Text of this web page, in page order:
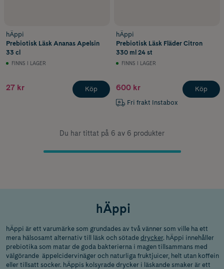
hÄppi
Prebiotisk Läsk Ananas Apelsin
33 cl
FINNS I LAGER
27 kr Köp
hÄppi
Prebiotisk Läsk Fläder Citron
330 ml 24 st
FINNS I LAGER
600 kr
Fri frakt Instabox
Köp
Du har tittat på 6 av 6 produkter
hÄppi
hÄppi är ett varumärke som grundades av två vänner som ville ha ett
mera hälsosamt alternativ till läsk och sötade drycker. hÄppi innehåller
prebiotika som matar de goda bakterierna i magen tillsammans med
välgörande äppelcidervinäger och naturliga fruktjuicer, helt utan koffein
eller tillsatt socker. hÄppis kolsyrade drycker i läskande smaker är ett